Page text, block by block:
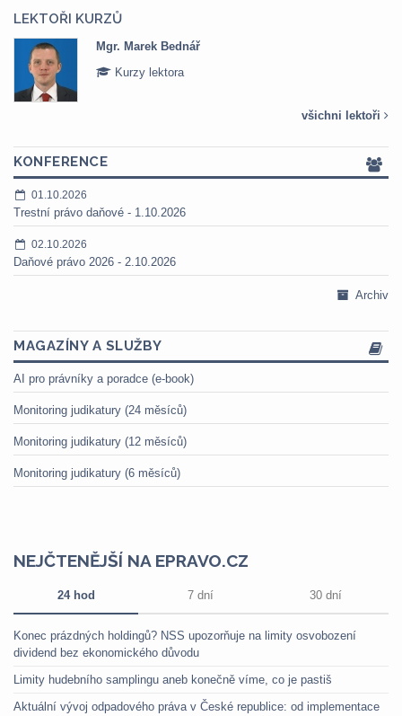
LEKTOŘI KURZŮ
Mgr. Marek Bednář
Kurzy lektora
všichni lektoři
KONFERENCE
01.10.2026
Trestní právo daňové - 1.10.2026
02.10.2026
Daňové právo 2026 - 2.10.2026
Archiv
MAGAZÍNY A SLUŽBY
AI pro právníky a poradce (e-book)
Monitoring judikatury (24 měsíců)
Monitoring judikatury (12 měsíců)
Monitoring judikatury (6 měsíců)
NEJČTENĚJŠÍ NA EPRAVO.CZ
24 hod 7 dní 30 dní
Konec prázdných holdingů? NSS upozorňuje na limity osvobození
dividend bez ekonomického důvodu
Limity hudebního samplingu aneb konečně víme, co je pastiš
Aktuální vývoj odpadového práva v České republice: od implementace